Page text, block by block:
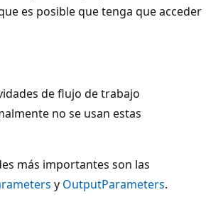
es posible que tenga que acceder
de flujo de trabajo
no se usan estas
más importantes son las
y OutputParameters.